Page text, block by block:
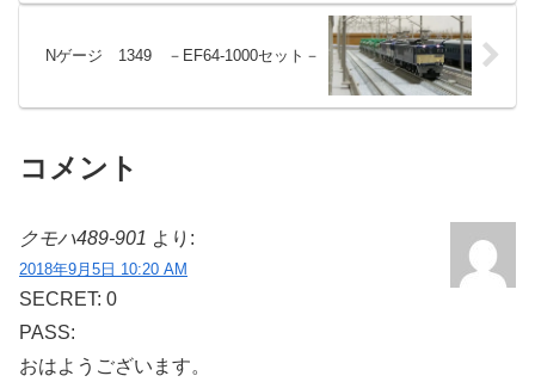
Nゲージ 1349 －EF64-1000セット－
コメント
クモハ489-901 より:
2018年9月5日 10:20 AM
SECRET: 0
PASS:
おはようございます。